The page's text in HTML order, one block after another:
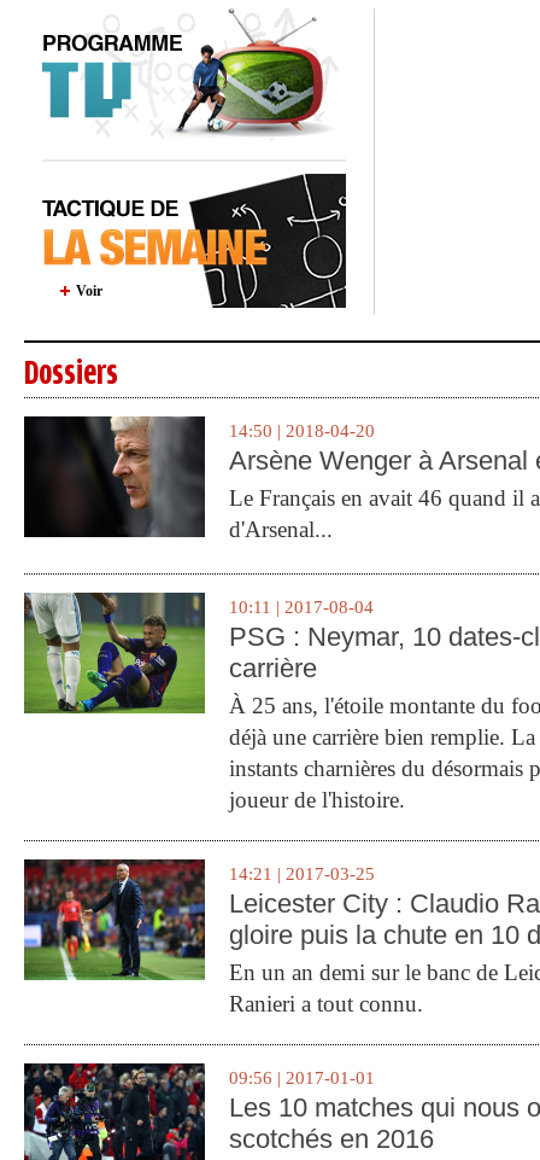
Voir
Dossiers
14:50 | 2018-04-20
Arsène Wenger à Arsenal
Le Français en avait 46 quand il
d'Arsenal...
10:11 | 2017-08-04
PSG : Neymar, 10 dates-
carrière
À 25 ans, l'étoile montante du
déjà une carrière bien remplie.
instants charnières du désormais
joueur de l'histoire.
14:21 | 2017-03-25
Leicester City : Claudio
gloire puis la chute en 10
En un an demi sur le banc de
Ranieri a tout connu.
09:56 | 2017-01-01
Les 10 matches qui nous
scotchés en 2016